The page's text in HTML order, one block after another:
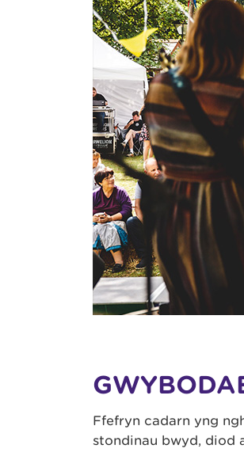
Ffefryn cadarn yng
stondinau bwyd, diod